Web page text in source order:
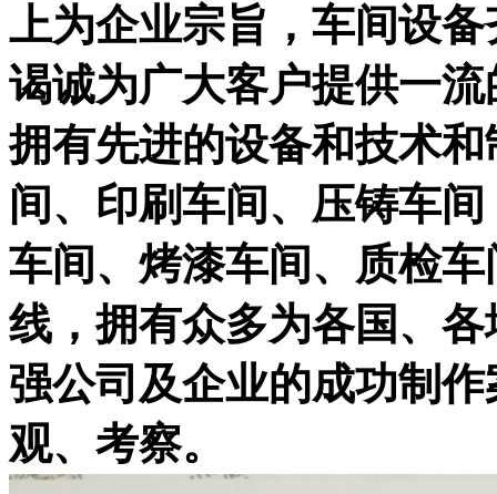
上为企业宗旨，车间设
谒诚为广大客户提供一
拥有先进的设备和技术
间、印刷车间、压铸车
车间、烤漆车间、质检
线，拥有众多为各国、
强公司及企业的成功制
观、考察。